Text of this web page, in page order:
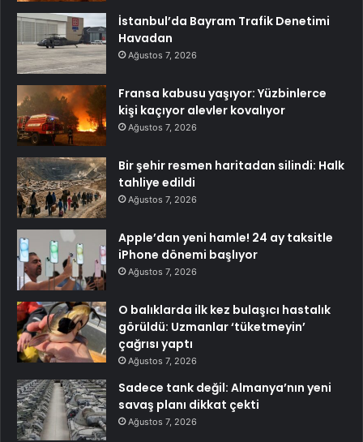
İstanbul’da Bayram Trafik Denetimi
Havadan
Ağustos 7, 2026
Fransa kabusu yaşıyor: Yüzbinlerce
kişi kaçıyor alevler kovalıyor
Ağustos 7, 2026
Bir şehir resmen haritadan silindi: Halk
tahliye edildi
Ağustos 7, 2026
Apple’dan yeni hamle! 24 ay taksitle
iPhone dönemi başlıyor
Ağustos 7, 2026
O balıklarda ilk kez bulaşıcı hastalık
görüldü: Uzmanlar ‘tüketmeyin’
çağrısı yaptı
Ağustos 7, 2026
Sadece tank değil: Almanya’nın yeni
savaş planı dikkat çekti
Ağustos 7, 2026